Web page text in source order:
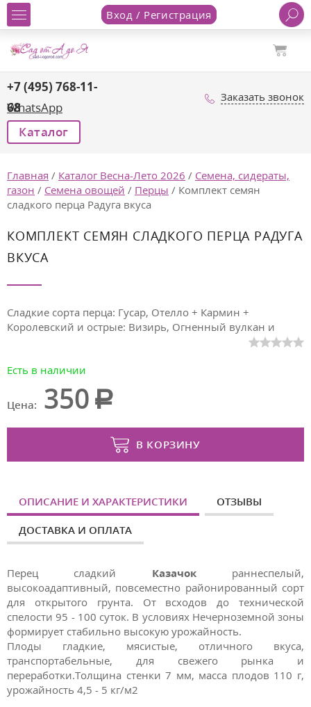
Вход / Регистрация
+7 (495) 768-11-
68
WhatsApp
Заказать звонок
Каталог
Главная / Каталог Весна-Лето 2026 / Семена, сидераты,
газон / Семена овощей / Перцы / Комплект семян
сладкого перца Радуга вкуса
КОМПЛЕКТ СЕМЯН СЛАДКОГО ПЕРЦА РАДУГА
ВКУСА
Сладкие сорта перца: Гусар, Отелло + Кармин +
Королевский и острые: Визирь, Огненный вулкан и
Есть в наличии
Цена: 350
В КОРЗИНУ
ОПИСАНИЕ И ХАРАКТЕРИСТИКИ ОТЗЫВЫ
ДОСТАВКА И ОПЛАТА
Перец сладкий Казачокраннеспелый,
высокоадаптивный, повсеместно районированный сорт
для открытого грунта. От всходов до технической
спелости 95 - 100 суток. В условиях Нечерноземной зоны
формирует стабильно высокую урожайность.
Плоды гладкие, мясистые, отличного вкуса,
транспортабельные, для свежего рынка и
переработки.Толщина стенки 7 мм, масса плодов 110 г,
урожайность 4,5 - 5 кг/м2